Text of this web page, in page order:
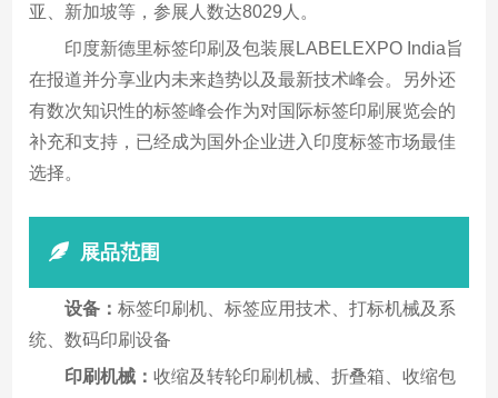
亚、新加坡等，参展人数达8029人。
印度新德里标签印刷及包装展LABELEXPO India旨
在报道并分享业内未来趋势以及最新技术峰会。另外还
有数次知识性的标签峰会作为对国际标签印刷展览会的
补充和支持，已经成为国外企业进入印度标签市场最佳
选择。
展品范围
设备：标签印刷机、标签应用技术、打标机械及系
统、数码印刷设备
印刷机械：收缩及转轮印刷机械、折叠箱、收缩包